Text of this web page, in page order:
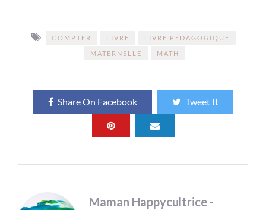
COMPTER LIVRE
LIVRE PÉDAGOGIQUE
MATERNELLE
MATH
Share On Facebook Tweet It
Maman Happycultrice -